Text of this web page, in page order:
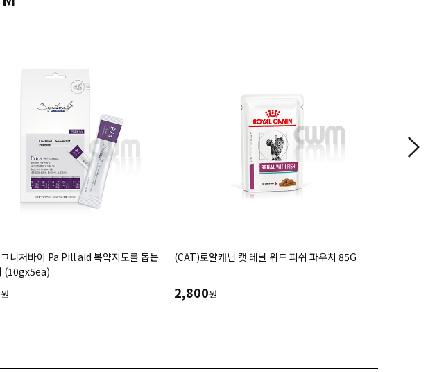
니처바이 Pa Pill aid 복약지도를 돕는
(10gx5ea)
원
(CAT)로얄캐닌 캣 레날 위드 피쉬 파우치 85G
2,800원